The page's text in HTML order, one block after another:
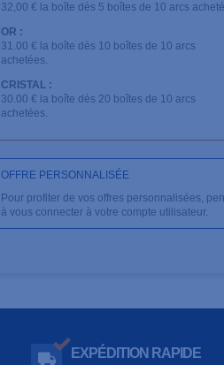
32,00 € la boîte dès 5 boîtes de 10 arcs
OR :
31.00 € la boîte dès 10 boîtes de 10 arcs
achetées.
CRISTAL :
30.00 € la boîte dès 20 boîtes de 10 arcs
achetées.
OFFRE PERSONNALISÉE
Pour profiter de vos offres personnalisées,
à vous connecter à votre compte utilisateur.
EXPÉDITION RAPIDE